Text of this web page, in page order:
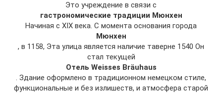
Это учреждение в связи с
гастрономические традиции Мюнхен
Начиная с XIX века. С момента основания города
Мюнхен
, в 1158, Эта улица является наличие таверне 1540 Он
стал текущей
Отель Weisses Bräuhaus
. Здание оформлено в традиционном немецком стиле,
функциональные и без излишеств, и атмосфера старой